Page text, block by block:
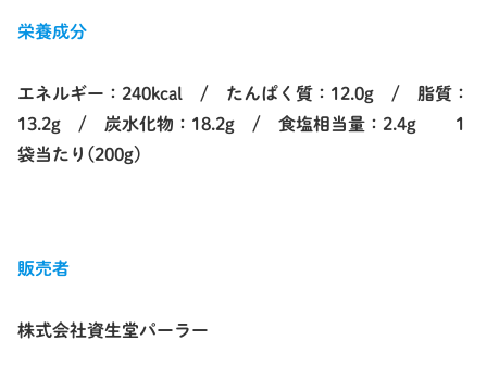
栄養成分
エネルギー：240kcal / たんぱく質：12.0g / 脂質：
13.2g / 炭水化物：18.2g / 食塩相当量：2.4g 1
袋当たり(200g)
販売者
株式会社資生堂パーラー